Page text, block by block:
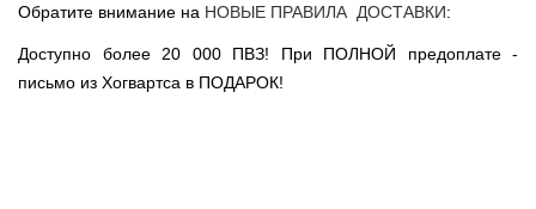
Обратите внимание на НОВЫЕ ПРАВИЛА ДОСТАВКИ:
Доступно более 20 000 ПВЗ! При ПОЛНОЙ предоплате -
письмо из Хогвартса в ПОДАРОК!